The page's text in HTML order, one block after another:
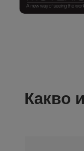
Какво